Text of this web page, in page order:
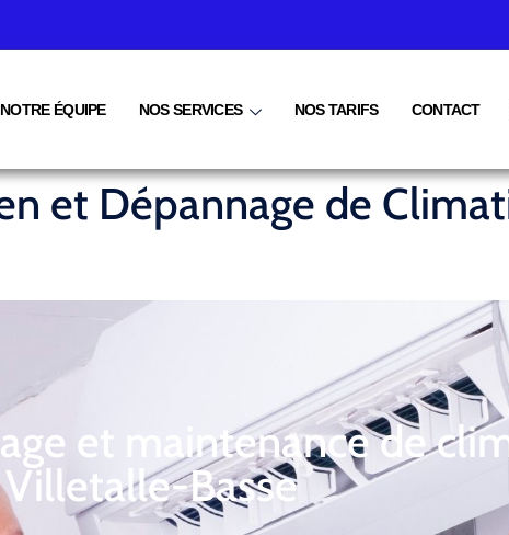
NOTRE ÉQUIPE NOS SERVICES NOS TARIFS CONTACT
et Dépannage de
et maintenance de
Villetalle-Basse